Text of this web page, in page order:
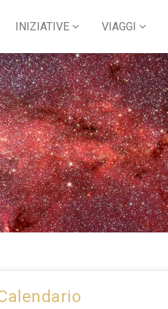
INIZIATIVE VIAGGI